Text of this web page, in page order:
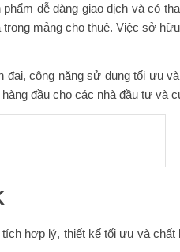
dễ dàng giao dịch và có
mảng cho thuê. Việc sở
công năng sử dụng tối ưu
đầu cho các nhà đầu tư và
hợp lý, thiết kế tối ưu và